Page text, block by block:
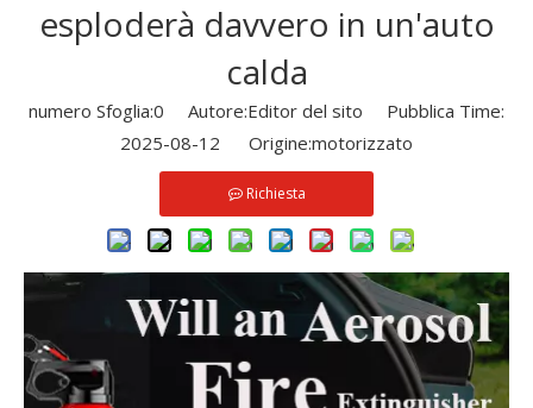
esploderà davvero in un'auto
calda
numero Sfoglia:0 Autore:Editor del sito Pubblica Time:
2025-08-12 Origine:motorizzato
Richiesta